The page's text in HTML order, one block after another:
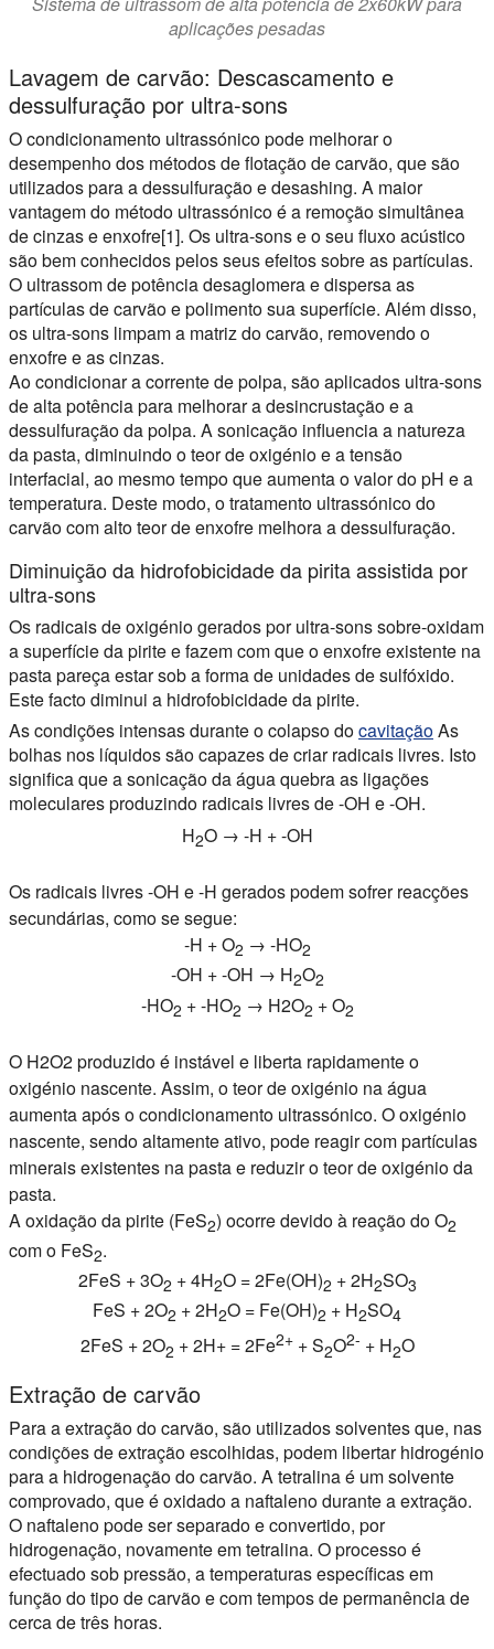
aplicações pesadas
Lavagem de carvão: Descascamento e
dessulfuração por ultra-sons
O condicionamento ultrassónico pode melhorar o
desempenho dos métodos de flotação de carvão, que são
utilizados para a dessulfuração e desashing. A maior
vantagem do método ultrassónico é a remoção simultânea
de cinzas e enxofre[1]. Os ultra-sons e o seu fluxo acústico
são bem conhecidos pelos seus efeitos sobre as partículas.
O ultrassom de potência desaglomera e dispersa as
partículas de carvão e polimento sua superfície. Além disso,
os ultra-sons limpam a matriz do carvão, removendo o
enxofre e as cinzas.
Ao condicionar a corrente de polpa, são aplicados ultra-sons
de alta potência para melhorar a desincrustação e a
dessulfuração da polpa. A sonicação influencia a natureza
da pasta, diminuindo o teor de oxigénio e a tensão
interfacial, ao mesmo tempo que aumenta o valor do pH e a
temperatura. Deste modo, o tratamento ultrassónico do
carvão com alto teor de enxofre melhora a dessulfuração.
Diminuição da hidrofobicidade da pirita assistida por
ultra-sons
Os radicais de oxigénio gerados por ultra-sons sobre-oxidam
a superfície da pirite e fazem com que o enxofre existente na
pasta pareça estar sob a forma de unidades de sulfóxido.
Este facto diminui a hidrofobicidade da pirite.
As condições intensas durante o colapso docavitaçãoAs
bolhas nos líquidos são capazes de criar radicais livres. Isto
significa que a sonicação da água quebra as ligações
moleculares produzindo radicais livres de -OH e -OH.
H2O → -H + -OH
Os radicais livres -OH e -H gerados podem sofrer reacções
secundárias, como se segue:
-H + O2 → -HO2
-OH + -OH → H2O2
-HO2 + -HO2 → H2O2 + O2
O H2O2 produzido é instável e liberta rapidamente o
oxigénio nascente. Assim, o teor de oxigénio na água
aumenta após o condicionamento ultrassónico. O oxigénio
nascente, sendo altamente ativo, pode reagir com partículas
minerais existentes na pasta e reduzir o teor de oxigénio da
pasta.
A oxidação da pirite (FeS2) ocorre devido à reação do O2
com o FeS2.
2FeS + 3O2 + 4H2O = 2Fe(OH)2 + 2H2SO3
FeS + 2O2 + 2H2O = Fe(OH)2 + H2SO4
2FeS + 2O2 + 2H+ = 2Fe2++ S2O2- + H2O
Extração de carvão
Para a extração do carvão, são utilizados solventes que, nas
condições de extração escolhidas, podem libertar hidrogénio
para a hidrogenação do carvão. A tetralina é um solvente
comprovado, que é oxidado a naftaleno durante a extração.
O naftaleno pode ser separado e convertido, por
hidrogenação, novamente em tetralina. O processo é
efectuado sob pressão, a temperaturas específicas em
função do tipo de carvão e com tempos de permanência de
cerca de três horas.